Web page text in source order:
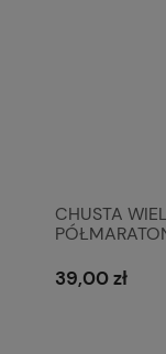
CHUSTA
39,00 zł